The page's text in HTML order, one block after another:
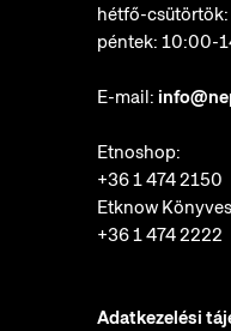
hétfő-
péntek: 10:00-
E-mail:
Etnoshop:
+36 1 474 2150
Etknow
+36 1 474 2222
Adatkezelési